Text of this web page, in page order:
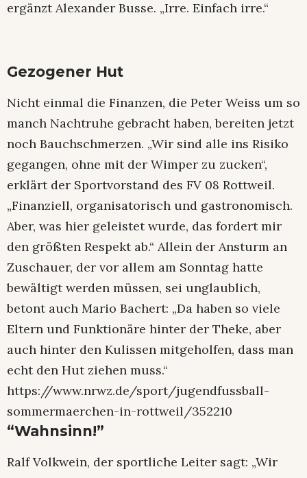
ergänzt Alexander Busse. „Irre. Einfach irre.“
Gezogener Hut
Nicht einmal die Finanzen, die Peter Weiss um so
manch Nachtruhe gebracht haben, bereiten jetzt
noch Bauchschmerzen. „Wir sind alle ins Risiko
gegangen, ohne mit der Wimper zu zucken“,
erklärt der Sportvorstand des FV 08 Rottweil.
„Finanziell, organisatorisch und gastronomisch.
Aber, was hier geleistet wurde, das fordert mir
den größten Respekt ab.“ Allein der Ansturm an
Zuschauer, der vor allem am Sonntag hatte
bewältigt werden müssen, sei unglaublich,
betont auch Mario Bachert: „Da haben so viele
Eltern und Funktionäre hinter der Theke, aber
auch hinter den Kulissen mitgeholfen, dass man
echt den Hut ziehen muss.“
https://www.nrwz.de/sport/jugendfussball-
sommermaerchen-in-rottweil/352210
“Wahnsinn!”
Ralf Volkwein, der sportliche Leiter sagt: „Wir